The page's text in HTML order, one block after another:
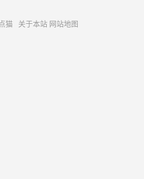
猫 关于本站 网站地图